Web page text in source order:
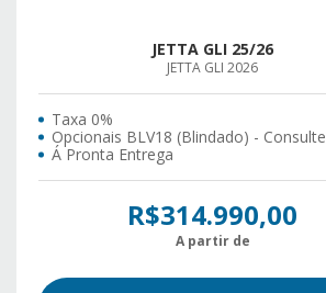
JETTA GLI 25/26
JETTA GLI 2026
Taxa 0%
Opcionais BLV18 (Blindado) -
Á Pronta Entrega
R$314.990,00
A partir de